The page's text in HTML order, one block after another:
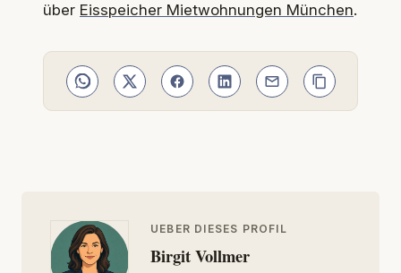
über Eisspeicher Mietwohnungen München.
UEBER DIESES PROFIL
Birgit Vollmer